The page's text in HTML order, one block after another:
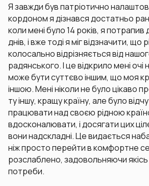
Я завжди був патріотично
кордоном я дізнався достатньо
коли мені було 14 років, я
днів, і вже тоді я міг відзначити, що
колосально відрізняється від
радянського. І це відкрило мені
може бути суттєво іншим, що моя
іншою. Мені ніколи не було цікаво
ту іншу, кращу країну, але було
працювати над своєю рідною
вдосконалювати, і досягати цих
вони надскладні. Це видається
ніж просто перейти в комфортне
розслаблено, задовольняючи якісь
потреби.